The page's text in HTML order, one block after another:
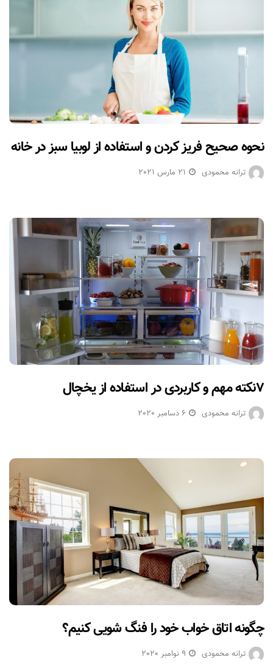
نحوه صحیح فریز کردن و استفاده از لوبیا سبز در خانه
ترانه محمودی 21 مارس 2021
۷نکته مهم و کاربردی در استفاده از یخچال
ترانه محمودی 6 دسامبر 2020
چگونه اتاق خواب خود را فنگ شویی کنیم؟
ترانه محمودی 9 نوامبر 2020